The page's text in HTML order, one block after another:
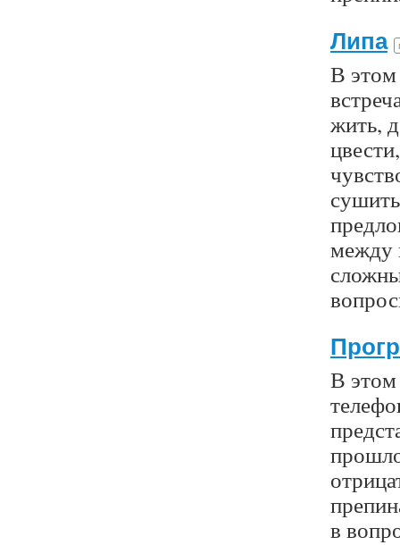
Липа
В этом
жить,
между
В этом
в